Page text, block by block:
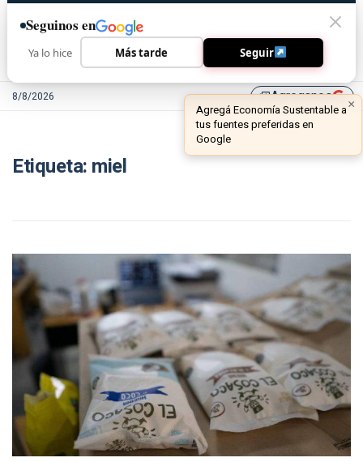
8/8/2026 library_addAgreganos ×
Agregá Economía Sustentable a
tus fuentes preferidas en
Google
Etiqueta: miel
Seguinos en
Ya lo hice Más tarde Seguir